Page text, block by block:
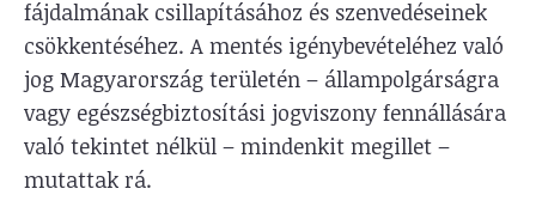
fájdalmának csillapításához és szenvedéseinek
csökkentéséhez. A mentés igénybevételéhez való
jog Magyarország területén – állampolgárságra
vagy egészségbiztosítási jogviszony fennállására
való tekintet nélkül – mindenkit megillet –
mutattak rá.